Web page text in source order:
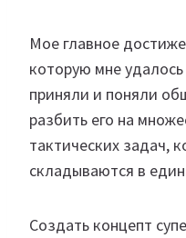
Мое главное
которую мне
приняли и поняли
разбить его на
тактических задач,
складываются в
Создать концепт